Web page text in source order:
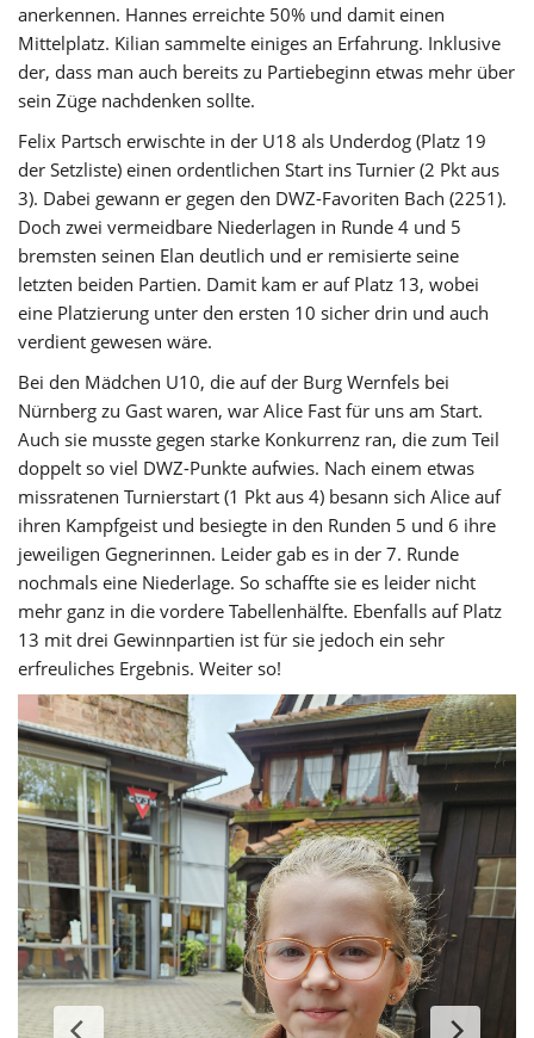
anerkennen. Hannes erreichte 50% und damit einen
Mittelplatz. Kilian sammelte einiges an Erfahrung. Inklusive
der, dass man auch bereits zu Partiebeginn etwas mehr über
sein Züge nachdenken sollte.
Felix Partsch erwischte in der U18 als Underdog (Platz 19
der Setzliste) einen ordentlichen Start ins Turnier (2 Pkt aus
3). Dabei gewann er gegen den DWZ-Favoriten Bach (2251).
Doch zwei vermeidbare Niederlagen in Runde 4 und 5
bremsten seinen Elan deutlich und er remisierte seine
letzten beiden Partien. Damit kam er auf Platz 13, wobei
eine Platzierung unter den ersten 10 sicher drin und auch
verdient gewesen wäre.
Bei den Mädchen U10, die auf der Burg Wernfels bei
Nürnberg zu Gast waren, war Alice Fast für uns am Start.
Auch sie musste gegen starke Konkurrenz ran, die zum Teil
doppelt so viel DWZ-Punkte aufwies. Nach einem etwas
missratenen Turnierstart (1 Pkt aus 4) besann sich Alice auf
ihren Kampfgeist und besiegte in den Runden 5 und 6 ihre
jeweiligen Gegnerinnen. Leider gab es in der 7. Runde
nochmals eine Niederlage. So schaffte sie es leider nicht
mehr ganz in die vordere Tabellenhälfte. Ebenfalls auf Platz
13 mit drei Gewinnpartien ist für sie jedoch ein sehr
erfreuliches Ergebnis. Weiter so!